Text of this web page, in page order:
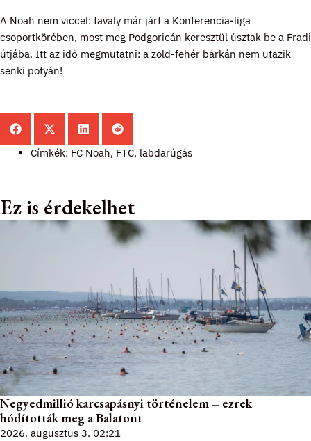
A Noah nem viccel: tavaly már járt a Konferencia-liga
csoportkörében, most meg Podgoricán keresztül úsztak be a Fradi
útjába. Itt az idő megmutatni: a zöld-fehér bárkán nem utazik
senki potyán!
Címkék: FC Noah, FTC, labdarúgás
Ez is érdekelhet
Negyedmillió karcsapásnyi történelem – ezrek
hódították meg a Balatont
2026. augusztus 3. 02:21